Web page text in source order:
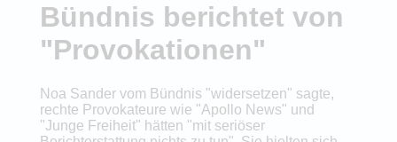
Bündnis berichtet von
"Provokationen"
Noa Sander vom Bündnis "widersetzen" sagte,
rechte Provokateure wie "Apollo News" und
"Junge Freiheit" hätten "mit seriöser